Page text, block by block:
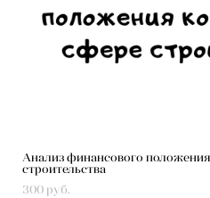
Анализ финансового
строительства
300 pуб.